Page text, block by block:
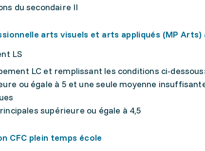
du secondaire II
arts visuels et arts appliqués (MP
LS
LC et remplissant les conditions ci-dessous:
ou égale à 5 et une seule moyenne
supérieure ou égale à 4,5
CFC plein temps école